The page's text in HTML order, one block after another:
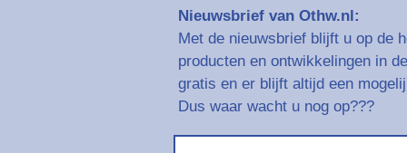
Nieuwsbrief van Othw.nl:
Met de nieuwsbrief blijft u op de
producten en ontwikkelingen in
gratis en er blijft altijd een
Dus waar wacht u nog op???